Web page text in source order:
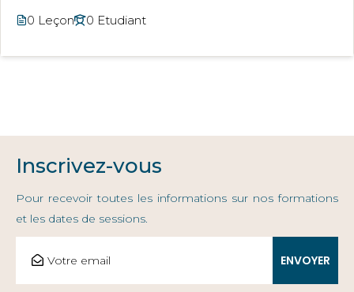
0 Leçon 0 Etudiant
Inscrivez-vous
Pour recevoir toutes les informations sur nos formations
et les dates de sessions.